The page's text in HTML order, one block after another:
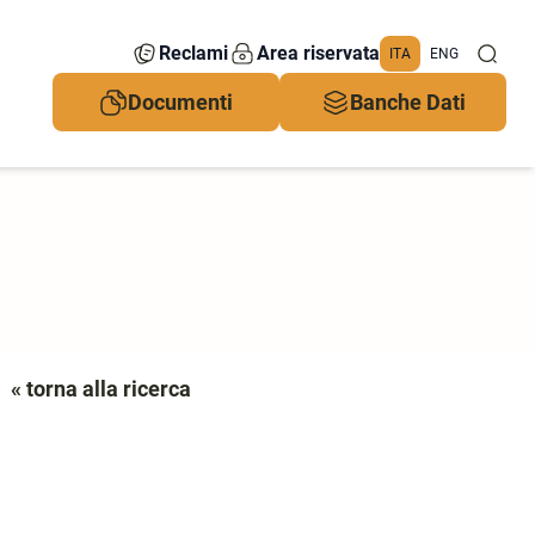
Reclami Area riservata ITA ENG
Documenti Banche Dati
« torna alla ricerca